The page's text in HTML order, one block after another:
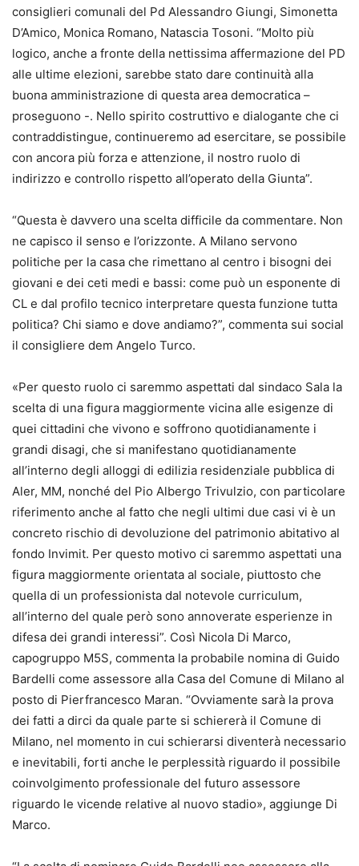
consiglieri comunali del Pd Alessandro Giungi, Simonetta
D’Amico, Monica Romano, Natascia Tosoni. “Molto più
logico, anche a fronte della nettissima affermazione del PD
alle ultime elezioni, sarebbe stato dare continuità alla
buona amministrazione di questa area democratica –
proseguono -. Nello spirito costruttivo e dialogante che ci
contraddistingue, continueremo ad esercitare, se possibile
con ancora più forza e attenzione, il nostro ruolo di
indirizzo e controllo rispetto all’operato della Giunta”.
“Questa è davvero una scelta difficile da commentare. Non
ne capisco il senso e l’orizzonte. A Milano servono
politiche per la casa che rimettano al centro i bisogni dei
giovani e dei ceti medi e bassi: come può un esponente di
CL e dal profilo tecnico interpretare questa funzione tutta
politica? Chi siamo e dove andiamo?”, commenta sui social
il consigliere dem Angelo Turco.
«Per questo ruolo ci saremmo aspettati dal sindaco Sala la
scelta di una figura maggiormente vicina alle esigenze di
quei cittadini che vivono e soffrono quotidianamente i
grandi disagi, che si manifestano quotidianamente
all’interno degli alloggi di edilizia residenziale pubblica di
Aler, MM, nonché del Pio Albergo Trivulzio, con particolare
riferimento anche al fatto che negli ultimi due casi vi è un
concreto rischio di devoluzione del patrimonio abitativo al
fondo Invimit. Per questo motivo ci saremmo aspettati una
figura maggiormente orientata al sociale, piuttosto che
quella di un professionista dal notevole curriculum,
all’interno del quale però sono annoverate esperienze in
difesa dei grandi interessi”. Così Nicola Di Marco,
capogruppo M5S, commenta la probabile nomina di Guido
Bardelli come assessore alla Casa del Comune di Milano al
posto di Pierfrancesco Maran. “Ovviamente sarà la prova
dei fatti a dirci da quale parte si schiererà il Comune di
Milano, nel momento in cui schierarsi diventerà necessario
e inevitabili, forti anche le perplessità riguardo il possibile
coinvolgimento professionale del futuro assessore
riguardo le vicende relative al nuovo stadio», aggiunge Di
Marco.